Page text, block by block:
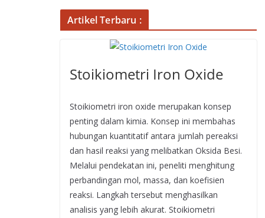
Artikel Terbaru :
Stoikiometri Iron Oxide
Stoikiometri iron oxide merupakan konsep
penting dalam kimia. Konsep ini membahas
hubungan kuantitatif antara jumlah pereaksi
dan hasil reaksi yang melibatkan Oksida Besi.
Melalui pendekatan ini, peneliti menghitung
perbandingan mol, massa, dan koefisien
reaksi. Langkah tersebut menghasilkan
analisis yang lebih akurat. Stoikiometri